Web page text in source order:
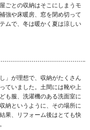
ごとの収納はそこにしまうモ
強や床暖房、窓を閉め切って
ムで、冬は暖かく夏は涼しい
」が理想で、収納がたくさん
ていました。土間には靴や上
も服、洗濯機のある洗面室に
納というように、その場所に
果、リフォーム後はとても快